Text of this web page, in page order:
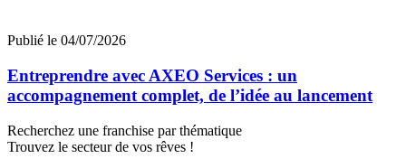
Publié le 04/07/2026
Entreprendre avec AXEO Services : un
accompagnement complet, de l’idée au lancement
Recherchez une franchise par thématique
Trouvez le secteur de vos rêves !